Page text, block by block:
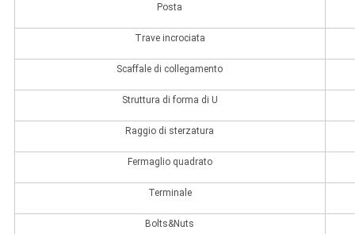
Posta
Trave incrociata
Scaffale di collegamento
Struttura di forma di U
Raggio di sterzatura
Fermaglio quadrato
Terminale
Bolts&Nuts